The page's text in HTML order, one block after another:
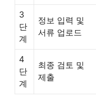
3
단
계
정보 입력 및
서류 업로드
4
단
계
최종 검토 및
제출